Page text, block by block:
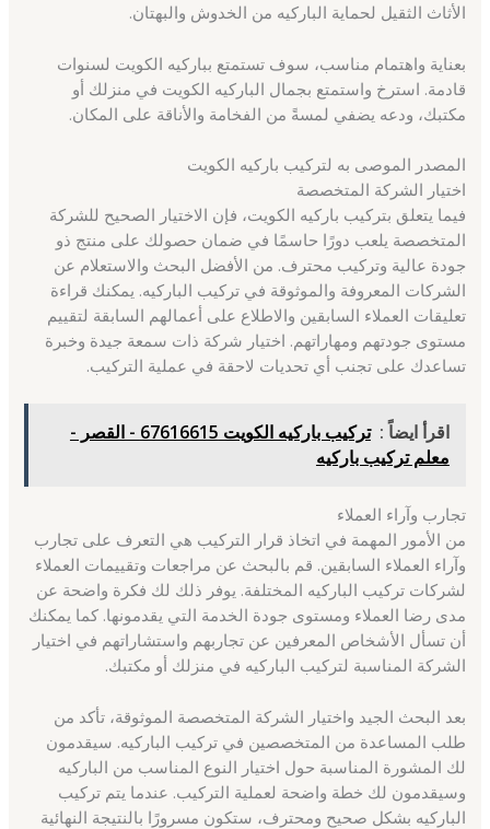
الأثاث الثقيل لحماية الباركيه من الخدوش والبهتان.
بعناية واهتمام مناسب، سوف تستمتع بباركيه الكويت لسنوات
قادمة. استرخ واستمتع بجمال الباركيه الكويت في منزلك أو
مكتبك، ودعه يضفي لمسةً من الفخامة والأناقة على المكان.
المصدر الموصى به لتركيب باركيه الكويت
اختيار الشركة المتخصصة
فيما يتعلق بتركيب باركيه الكويت، فإن الاختيار الصحيح للشركة
المتخصصة يلعب دورًا حاسمًا في ضمان حصولك على منتج ذو
جودة عالية وتركيب محترف. من الأفضل البحث والاستعلام عن
الشركات المعروفة والموثوقة في تركيب الباركيه. يمكنك قراءة
تعليقات العملاء السابقين والاطلاع على أعمالهم السابقة لتقييم
مستوى جودتهم ومهاراتهم. اختيار شركة ذات سمعة جيدة وخبرة
تساعدك على تجنب أي تحديات لاحقة في عملية التركيب.
اقرأ ايضاً :
تركيب باركيه الكويت 67616615 - القصر -
معلم تركيب باركيه
تجارب وآراء العملاء
من الأمور المهمة في اتخاذ قرار التركيب هي التعرف على تجارب
وآراء العملاء السابقين. قم بالبحث عن مراجعات وتقييمات العملاء
لشركات تركيب الباركيه المختلفة. يوفر ذلك لك فكرة واضحة عن
مدى رضا العملاء ومستوى جودة الخدمة التي يقدمونها. كما يمكنك
أن تسأل الأشخاص المعرفين عن تجاربهم واستشاراتهم في اختيار
الشركة المناسبة لتركيب الباركيه في منزلك أو مكتبك.
بعد البحث الجيد واختيار الشركة المتخصصة الموثوقة، تأكد من
طلب المساعدة من المتخصصين في تركيب الباركيه. سيقدمون
لك المشورة المناسبة حول اختيار النوع المناسب من الباركيه
وسيقدمون لك خطة واضحة لعملية التركيب. عندما يتم تركيب
الباركيه بشكل صحيح ومحترف، ستكون مسرورًا بالنتيجة النهائية